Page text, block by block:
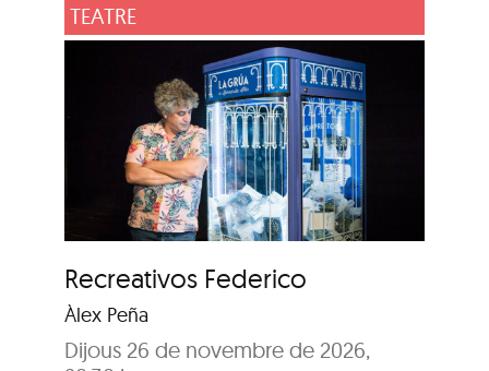
TEATRE
Recreativos Federico
Àlex Peña
Dijous 26 de novembre de 2026,